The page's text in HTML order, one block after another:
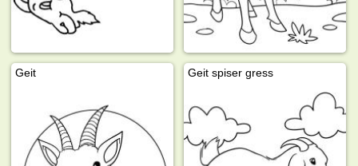
Geit Geit spiser gress